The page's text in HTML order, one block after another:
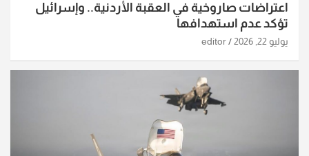
اعتراضات صاروخية في العقبة الأردنية.. وإسرائيل
تؤكد عدم استهدافها
يوليو 22, 2026 editor